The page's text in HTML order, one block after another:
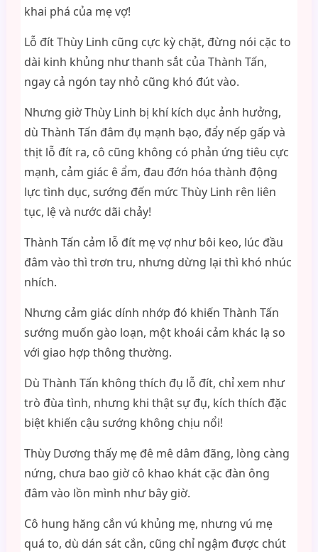
khai phá của mẹ vợ!
Lỗ đít Thùy Linh cũng cực kỳ chặt, đừng nói cặc to
dài kinh khủng như thanh sắt của Thành Tấn,
ngay cả ngón tay nhỏ cũng khó đút vào.
Nhưng giờ Thùy Linh bị khí kích dục ảnh hưởng,
dù Thành Tấn đâm đụ mạnh bạo, đẩy nếp gấp và
thịt lỗ đít ra, cô cũng không có phản ứng tiêu cực
mạnh, cảm giác ê ẩm, đau đớn hóa thành động
lực tình dục, sướng đến mức Thùy Linh rên liên
tục, lệ và nước dãi chảy!
Thành Tấn cảm lỗ đít mẹ vợ như bôi keo, lúc đầu
đâm vào thì trơn tru, nhưng dừng lại thì khó nhúc
nhích.
Nhưng cảm giác dính nhớp đó khiến Thành Tấn
sướng muốn gào loạn, một khoái cảm khác lạ so
với giao hợp thông thường.
Dù Thành Tấn không thích đụ lỗ đít, chỉ xem như
trò đùa tình, nhưng khi thật sự đụ, kích thích đặc
biệt khiến cậu sướng không chịu nổi!
Thùy Dương thấy mẹ đê mê dâm đãng, lòng càng
nứng, chưa bao giờ cô khao khát cặc đàn ông
đâm vào lồn mình như bây giờ.
Cô hung hăng cắn vú khủng mẹ, nhưng vú mẹ
quá to, dù dán sát cắn, cũng chỉ ngậm được chút